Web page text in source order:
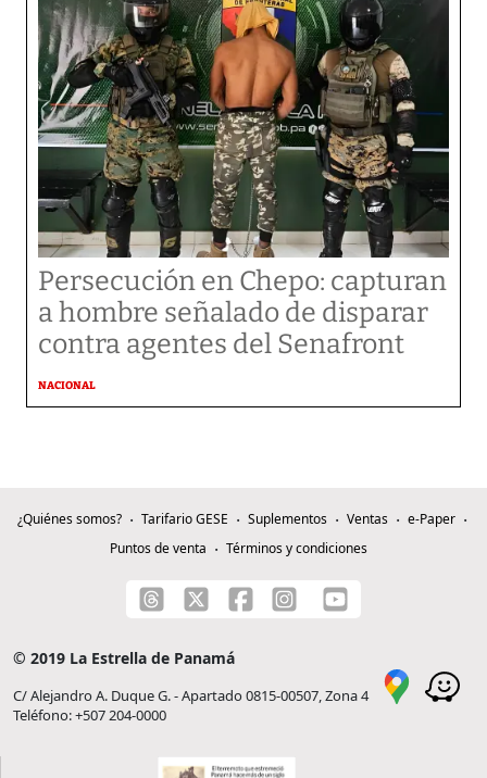
Persecución en Chepo: capturan
a hombre señalado de disparar
contra agentes del Senafront
NACIONAL
¿Quiénes somos? Tarifario GESE Suplementos Ventas
e-Paper
Puntos de venta
Términos y condiciones
© 2019 La Estrella de Panamá
C/ Alejandro A. Duque G. - Apartado 0815-00507, Zona 4
Teléfono: +507 204-0000